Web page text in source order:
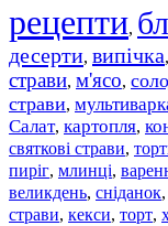
рецепти,
десерти, випічка,
страви, м'ясо,
страви,
Салат, картопля,
святкові страви,
пиріг, млинці,
великдень, сніданок,
страви, кекси, торт,